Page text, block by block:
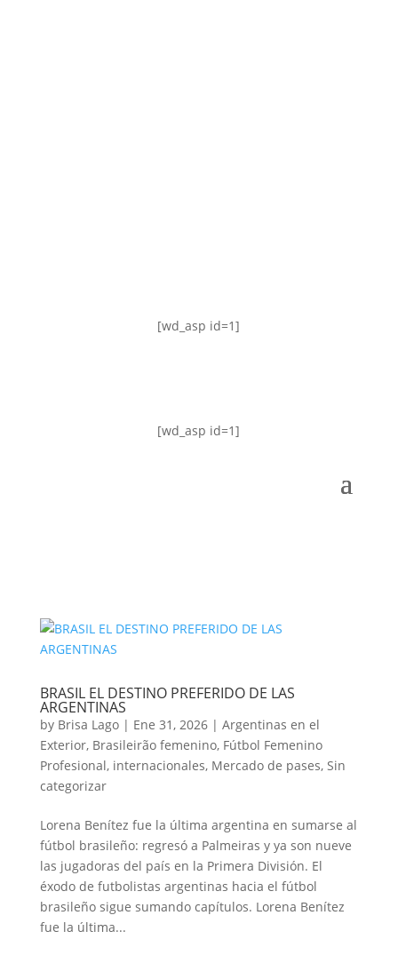
[wd_asp id=1]
[wd_asp id=1]
BRASIL EL DESTINO PREFERIDO DE LAS
ARGENTINAS
by Brisa Lago| Ene 31, 2026| Argentinas en el
Exterior, Brasileirão femenino, Fútbol Femenino
Profesional, internacionales, Mercado de pases, Sin
categorizar
Lorena Benítez fue la última argentina en sumarse al
fútbol brasileño: regresó a Palmeiras y ya son nueve
las jugadoras del país en la Primera División. El
éxodo de futbolistas argentinas hacia el fútbol
brasileño sigue sumando capítulos. Lorena Benítez
fue la última...